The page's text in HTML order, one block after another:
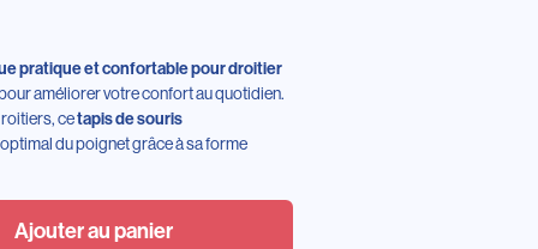
pratique et confortable pour droitier
améliorer votre confort au quotidien.
cetapis de souris
du poignet grâce à sa forme
Ajouter au panier